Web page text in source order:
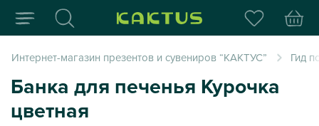
Интернет-магазин
Интернет-магазин презентов и сувениров “КАКТУС” Гид
Банка для печенья Курочка
цветная